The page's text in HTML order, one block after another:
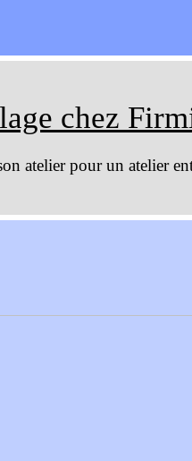
chez
atelier pour un atelier